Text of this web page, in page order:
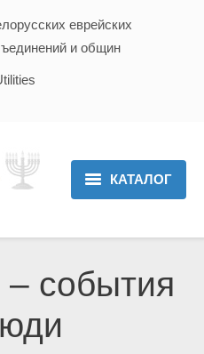
еврейских
и общин
КАТАЛОГ
события